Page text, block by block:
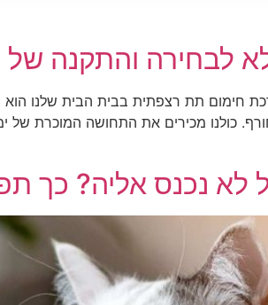
לבחירה והתקנה
חימום תת רצפתית בבית הבית שלנו
כולנו מכירים את התחושה המוכרת של
לא נכנס אליה? כך